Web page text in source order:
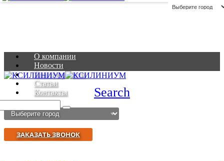
О компании
Новости
Благодарности
Статьи
Контакты
Search
ЗАКАЗАТЬ ЗВОНОК